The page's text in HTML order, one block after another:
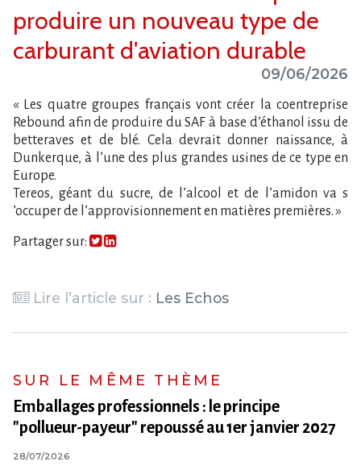
produire un nouveau type de
carburant d'aviation durable
09/06/2026
« Les quatre groupes français vont créer la coentreprise
Rebound afin de produire du SAF à base d​‌’éthanol issu de
betteraves et de blé. Cela devrait donner naissance, à
Dunkerque, à l​‌’une des plus grandes usines de ce type en
Europe.
Tereos, géant du sucre, de l​‌’alcool et de l​‌’amidon va s​
‌’occuper de l​‌’approvisionnement en matières premières. »
Partager sur:
Lire l’article sur : Les Echos
SUR LE MÊME THÈME
Emballages professionnels : le principe
"pollueur-payeur" repoussé au 1er janvier 2027
28/07/2026